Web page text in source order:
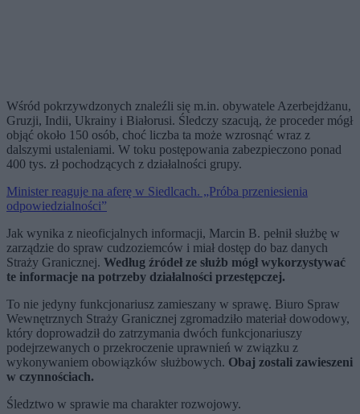
Wśród pokrzywdzonych znaleźli się m.in. obywatele Azerbejdżanu,
Gruzji, Indii, Ukrainy i Białorusi. Śledczy szacują, że proceder mógł
objąć około 150 osób, choć liczba ta może wzrosnąć wraz z
dalszymi ustaleniami. W toku postępowania zabezpieczono ponad
400 tys. zł pochodzących z działalności grupy.
Minister reaguje na aferę w Siedlcach. „Próba przeniesienia
odpowiedzialności”
Jak wynika z nieoficjalnych informacji, Marcin B. pełnił służbę w
zarządzie do spraw cudzoziemców i miał dostęp do baz danych
Straży Granicznej. Według źródeł ze służb mógł wykorzystywać
te informacje na potrzeby działalności przestępczej.
To nie jedyny funkcjonariusz zamieszany w sprawę. Biuro Spraw
Wewnętrznych Straży Granicznej zgromadziło materiał dowodowy,
który doprowadził do zatrzymania dwóch funkcjonariuszy
podejrzewanych o przekroczenie uprawnień w związku z
wykonywaniem obowiązków służbowych. Obaj zostali zawieszeni
w czynnościach.
Śledztwo w sprawie ma charakter rozwojowy.